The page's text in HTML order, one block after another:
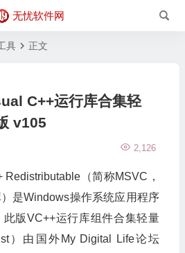
无忧软件网
具 正文
C++运行库合集轻
v105
2,126
Redistributable（简称MSVC，
是Windows操作系统应用程序
版VC++运行库组件合集轻量
）由国外My Digital Life论坛